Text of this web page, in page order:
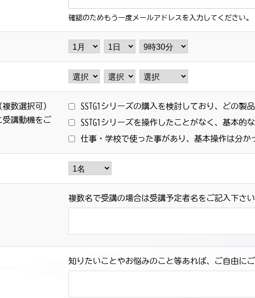
確認のためもう一度メールアドレスを入力してください。
数選択可）
講動機をご
SSTG1シリーズの購入を検討しており、どの製
SSTG1シリーズを操作したことがなく、基本的
仕事・学校で使った事があり、基本操作は分か
複数名で受講の場合は受講予定者名をご記入下さ
知りたいことやお悩みのこと等あれば、ご自由に